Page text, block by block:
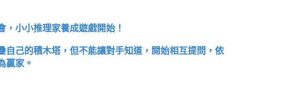
小小推理家養成遊戲開始！
己的積木塔，但不能讓對手知道，開始相互提問，依
贏家。